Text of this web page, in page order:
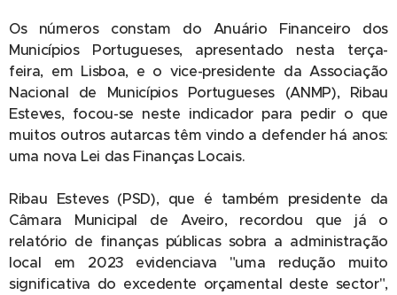
Os números constam do Anuário Financeiro dos
Municípios Portugueses, apresentado nesta terça-
feira, em Lisboa, e o vice-presidente da Associação
Nacional de Municípios Portugueses (ANMP), Ribau
Esteves, focou-se neste indicador para pedir o que
muitos outros autarcas têm vindo a defender há anos:
uma nova Lei das Finanças Locais.
Ribau Esteves (PSD), que é também presidente da
Câmara Municipal de Aveiro, recordou que já o
relatório de finanças públicas sobra a administração
local em 2023 evidenciava "uma redução muito
significativa do excedente orçamental deste sector",